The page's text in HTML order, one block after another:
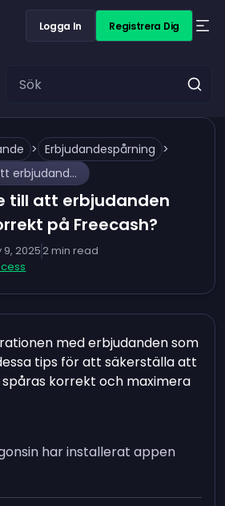
Logga In Registrera Dig
> Erbjudandespårning >
Hur kan jag se till att erbjudanden registreras korrekt på Freecash?
till att erbjudanden
på Freecash?
9, 20252min read
med erbjudanden som
tips för att säkerställa att
korrekt och maximera
har installerat appen